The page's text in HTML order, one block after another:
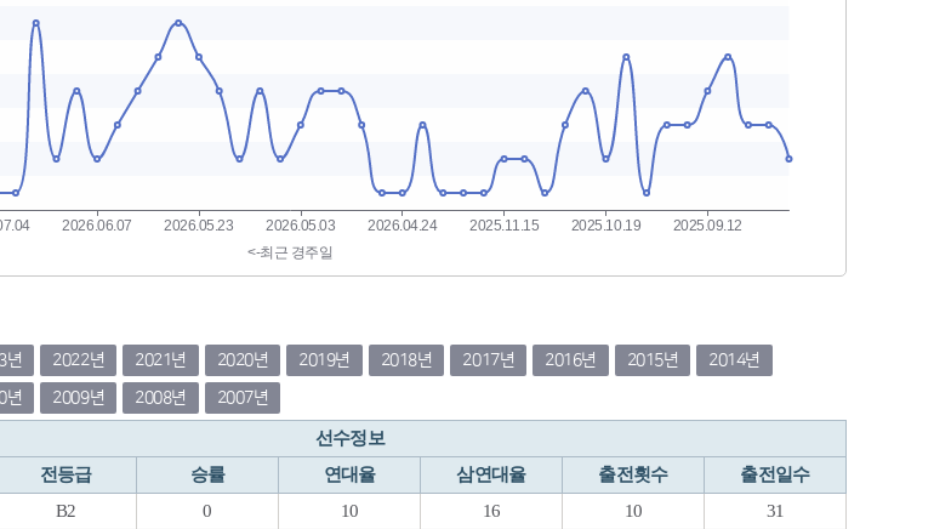
년 2022년 2021년 2020년 2019년 2018년 2017년 2016년 2015년
2014년
년 2009년 2008년 2007년
선수정보
전등급 승률 연대율 삼연대율 출전횟수
출전일수
B2 0 10 16 10
31